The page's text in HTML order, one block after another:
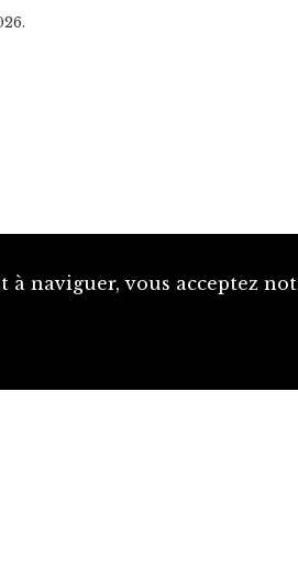
naviguer, vous acceptez